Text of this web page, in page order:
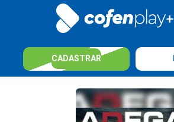
CADASTRAR